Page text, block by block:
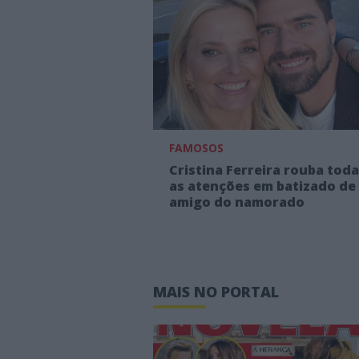
FAMOSOS
Cristina Ferreira rouba
as atenções em batizado de
amigo do namorado
MAIS NO PORTAL